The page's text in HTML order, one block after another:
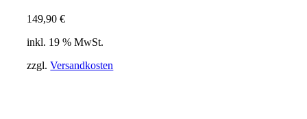
149,90€
inkl. 19 % MwSt.
zzgl.Versandkosten